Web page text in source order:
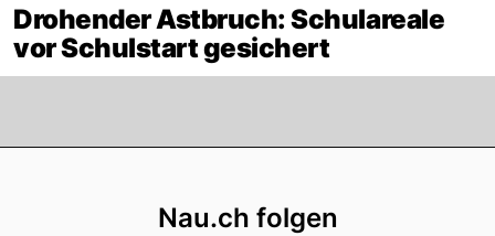
Drohender Astbruch: Schulareale
vor Schulstart gesichert
Nau.ch folgen